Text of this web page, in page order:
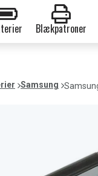
Blækpatroner
Samsung